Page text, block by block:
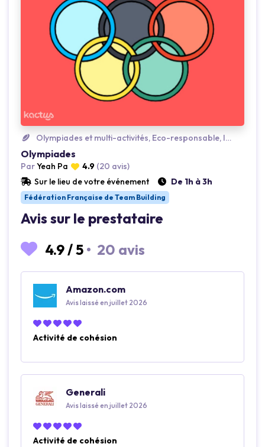
Loading...
Olympiades et multi-activités, Eco-responsable, Insolite
Olympiades
ParYeah Pa 4.9 (20 avis)
Sur le lieu de votre événement
De 1h à 3h
Fédération Française de Team Building
Avis sur le prestataire
4.9/5 • 20 avis
Amazon.com
Avis laissé en juillet 2026
Activité de cohésion
Generali
Avis laissé en juillet 2026
Activité de cohésion